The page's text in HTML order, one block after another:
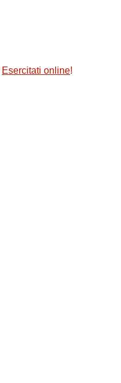
Esercitati online!